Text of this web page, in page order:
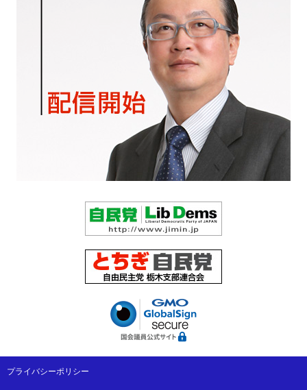
プライバシーポリシー